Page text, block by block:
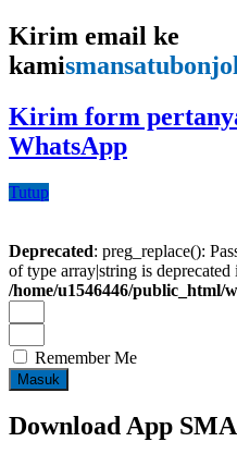
Kirim email ke
kami
Kirim form
WhatsApp
Tutup
Deprecated: preg_replace():
of type array|string is deprecated
/home/u1546446/public_html/
Remember Me
Masuk
Download App